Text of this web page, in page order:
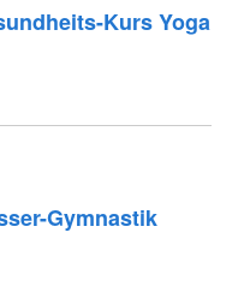
Kurs Yoga
Gymnastik